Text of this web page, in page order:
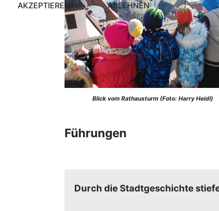
Blick vom Rathausturm (Foto: Harry Heidl)
Führungen
Durch die Stadtgeschichte
AKZEPTIEREN ABLEHNEN